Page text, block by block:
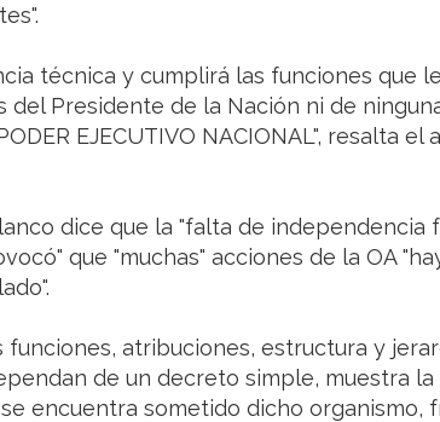
técnica y cumplirá las funciones que
del Presidente de la Nación ni de
EJECUTIVO NACIONAL", resalta el
dice que la "falta de independencia
que "muchas" acciones de la OA
funciones, atribuciones, estructura y
de un decreto simple, muestra la
encuentra sometido dicho organismo,